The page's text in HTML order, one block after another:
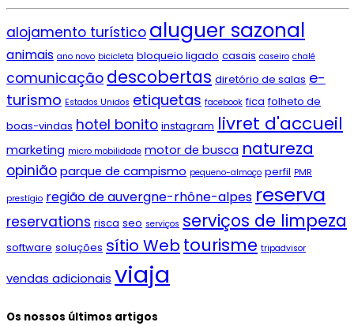
alojamento turístico aluguer sazonal
animais ano novo bicicleta bloqueio ligado casais caseiro chalé
comunicação descobertas diretório de salas e-
turismo Estados Unidos etiquetas facebook fica folheto de
boas-vindas hotel bonito instagram livret d'accueil
marketing micro mobilidade motor de busca natureza
opinião parque de campismo pequeno-almoço perfil PMR
prestígio região de auvergne-rhône-alpes reserva
reservations risca seo serviços serviços de limpeza
software soluções sítio Web tourisme tripadvisor
vendas adicionais viaja
Os nossos últimos artigos